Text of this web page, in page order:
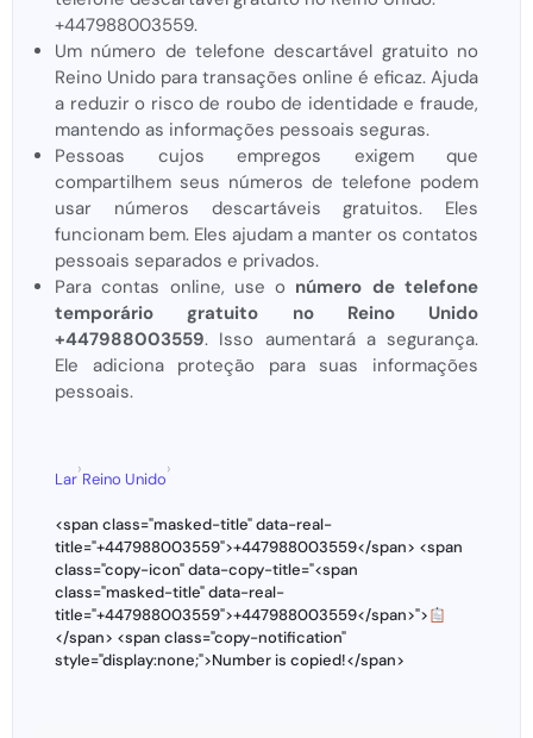
+447988003559.
Um número de telefone descartável gratuito no
Reino Unido para transações online é eficaz. Ajuda
a reduzir o risco de roubo de identidade e fraude,
mantendo as informações pessoais seguras.
Pessoas cujos empregos exigem que
compartilhem seus números de telefone podem
usar números descartáveis ​​gratuitos. Eles
funcionam bem. Eles ajudam a manter os contatos
pessoais separados e privados.
Para contas online, use o número de telefone
temporário gratuito no Reino Unido
+447988003559. Isso aumentará a segurança.
Ele adiciona proteção para suas informações
pessoais.
Lar
›
Reino Unido
›
<span class="masked-title" data-real-
title="+447988003559">+447988003559</span> <span
class="copy-icon" data-copy-title="<span
class="masked-title" data-real-
title="+447988003559">+447988003559</span>">
</span> <span class="copy-notification"
style="display:none;">Number is copied!</span>